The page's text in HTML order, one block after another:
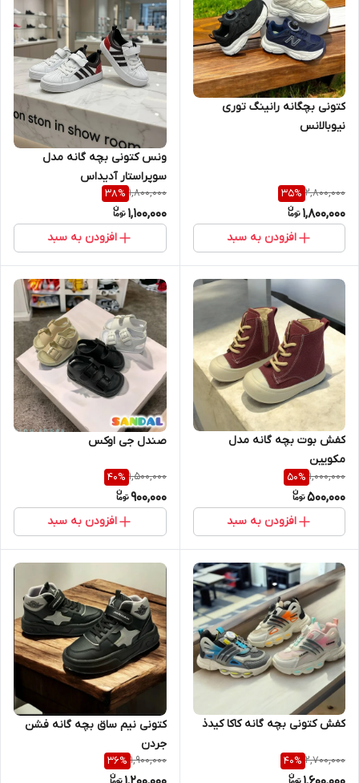
کتونی بچگانه رانینگ توری
نیوبالانس
2,800,000
35%
1,800,000
افزودن به سبد
ونس کتونی بچه گانه مدل
سوپراستار آدیداس
1,800,000
38%
1,100,000
افزودن به سبد
کفش بوت بچه گانه مدل
مکویین
1,000,000
50%
500,000
افزودن به سبد
صندل جی اوکس
1,500,000
40%
900,000
افزودن به سبد
کفش کتونی بچه گانه کاکا کیدذ
2,700,000
40%
کتونی نیم ساق بچه گانه فشن
جردن
1,900,000
36%